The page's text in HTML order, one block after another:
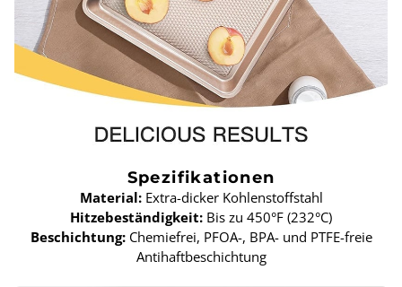
Spezifikationen
Material:Extra-dicker Kohlenstoffstahl
Hitzebeständigkeit: Bis zu 450°F (232°C)
Beschichtung:Chemiefrei, PFOA-, BPA- und PTFE-freie
Antihaftbeschichtung